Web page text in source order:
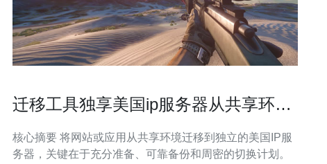
迁移工具独享美国ip服务器从共享环境
核心摘要 将网站或应用从共享环境迁移到独立的美国IP服
务器，关键在于充分准备、可靠备份和周密的切换计划。